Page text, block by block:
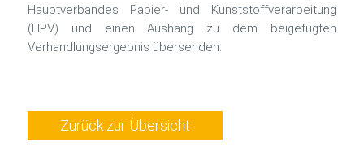
Hauptverbandes Papier- und Kunststoffverarbeitung
(HPV) und einen Aushang zu dem beigefügten
Verhandlungsergebnis übersenden.
Zurück zur Übersicht